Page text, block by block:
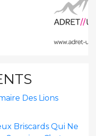
Des Lions
Briscards Qui Ne